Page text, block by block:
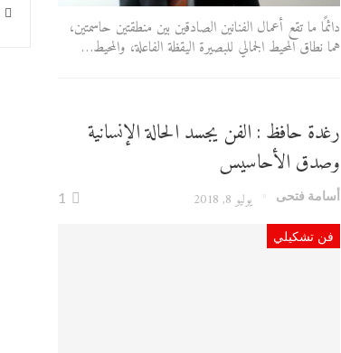
دائمًا ما تقع أعمال الفنانين الصادقين بين منطقتين حاسمتين،
هما نطاق المحيط الجمالي للبصيرة اليقظة الفاعلة، والمحيط…
رغدة حافظ : الفن يجسد الحالة الإنسانية
وصدق الأحاسيس
أسامة فتحى يوليو 8, 2018
فن تشكيلي